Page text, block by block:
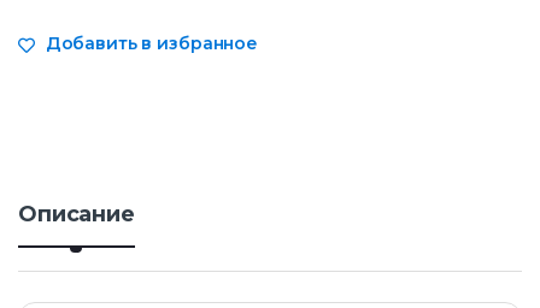
е
Добавить в избранное
Описание